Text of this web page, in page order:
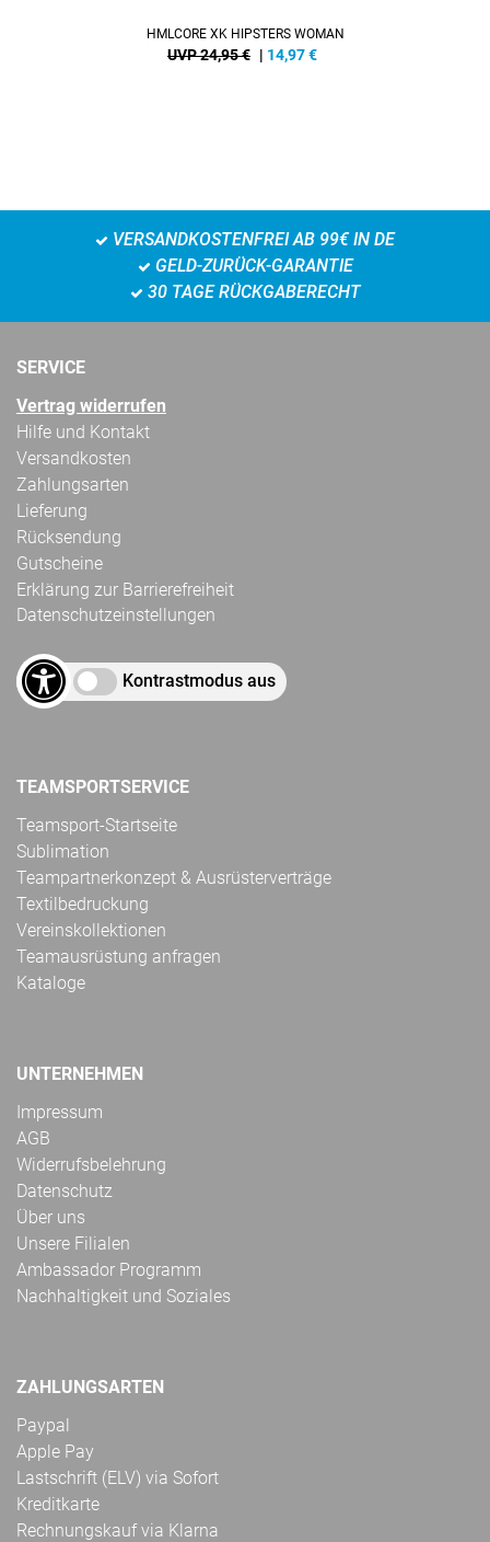
HMLCORE XK HIPSTERS WOMAN
UVP 24,95 € | 14,97€
VERSANDKOSTENFREI AB 99€ IN DE
GELD-ZURÜCK-GARANTIE
30 TAGE RÜCKGABERECHT
SERVICE
Vertrag widerrufen
Hilfe und Kontakt
Versandkosten
Zahlungsarten
Lieferung
Rücksendung
Gutscheine
Erklärung zur Barrierefreiheit
Datenschutzeinstellungen
Kontrastmodus aus
TEAMSPORTSERVICE
Teamsport-Startseite
Sublimation
Teampartnerkonzept & Ausrüsterverträge
Textilbedruckung
Vereinskollektionen
Teamausrüstung anfragen
Kataloge
UNTERNEHMEN
Impressum
AGB
Widerrufsbelehrung
Datenschutz
Über uns
Unsere Filialen
Ambassador Programm
Nachhaltigkeit und Soziales
ZAHLUNGSARTEN
Paypal
Apple Pay
Lastschrift (ELV) via Sofort
Kreditkarte
Rechnungskauf via Klarna